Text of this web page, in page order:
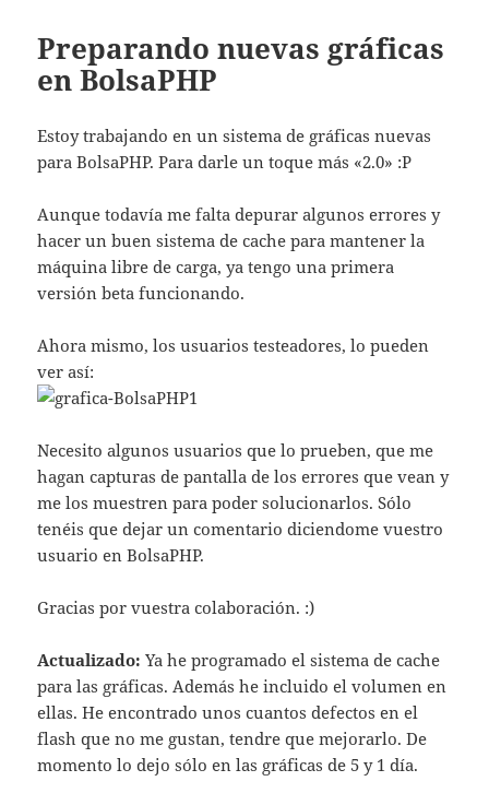
Preparando nuevas gráficas
en BolsaPHP
Estoy trabajando en un sistema de gráficas nuevas
para BolsaPHP. Para darle un toque más «2.0» :P
Aunque todaví­a me falta depurar algunos errores y
hacer un buen sistema de cache para mantener la
máquina libre de carga, ya tengo una primera
versión beta funcionando.
Ahora mismo, los usuarios testeadores, lo pueden
ver así­:
Necesito algunos usuarios que lo prueben, que me
hagan capturas de pantalla de los errores que vean y
me los muestren para poder solucionarlos. Sólo
tenéis que dejar un comentario diciendome vuestro
usuario en BolsaPHP.
Gracias por vuestra colaboración. :)
Actualizado: Ya he programado el sistema de cache
para las gráficas. Además he incluido el volumen en
ellas. He encontrado unos cuantos defectos en el
flash que no me gustan, tendre que mejorarlo. De
momento lo dejo sólo en las gráficas de 5 y 1 dí­a.